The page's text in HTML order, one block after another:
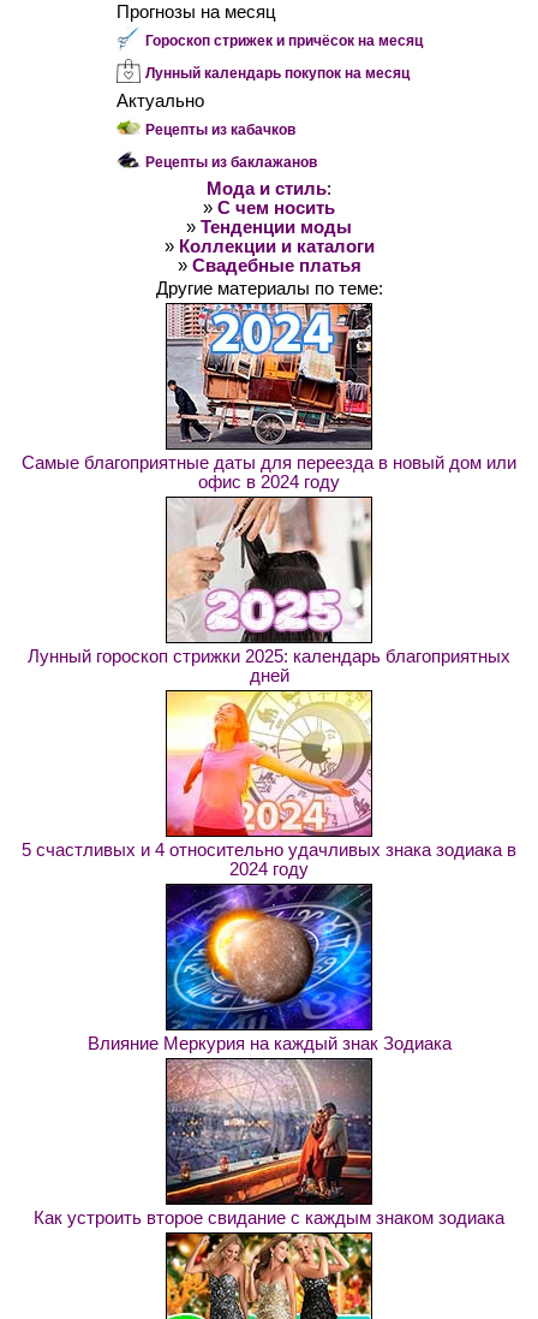
Прогнозы на месяц
Гороскоп стрижек и причёсок на месяц
Лунный календарь покупок на месяц
Актуально
Рецепты из кабачков
Рецепты из баклажанов
Мода и стиль:
» С чем носить
» Тенденции моды
» Коллекции и каталоги
» Свадебные платья
Другие материалы по теме:
Самые благоприятные даты для переезда в новый дом или
офис в 2024 году
Лунный гороскоп стрижки 2025: календарь благоприятных
дней
5 счастливых и 4 относительно удачливых знака зодиака в
2024 году
Влияние Меркурия на каждый знак Зодиака
Как устроить второе свидание с каждым знаком зодиака